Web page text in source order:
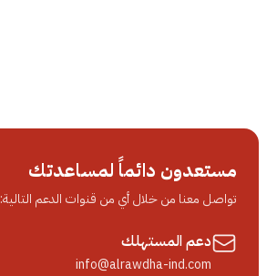
مستعدون دائماً لمساعدتك
تواصل معنا من خلال أي من قنوات الدعم التالية:
دعم المستهلك
info@alrawdha-ind.com